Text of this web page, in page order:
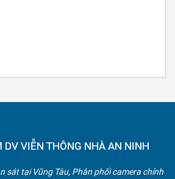
DV VIỄN THÔNG NHÀ AN NINH
sát tại Vũng Tàu, Phân phối camera chính